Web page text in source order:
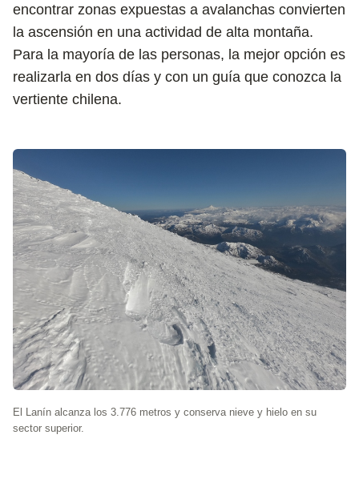
encontrar zonas expuestas a avalanchas convierten
la ascensión en una actividad de alta montaña.
Para la mayoría de las personas, la mejor opción es
realizarla en dos días y con un guía que conozca la
vertiente chilena.
El Lanín alcanza los 3.776 metros y conserva nieve y hielo en su
sector superior.